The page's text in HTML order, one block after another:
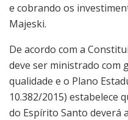
e cobrando os
Majeski.
De acordo com a
deve ser ministrado com
qualidade e o Plano
10.382/2015) estabelece
do Espírito Santo deverá